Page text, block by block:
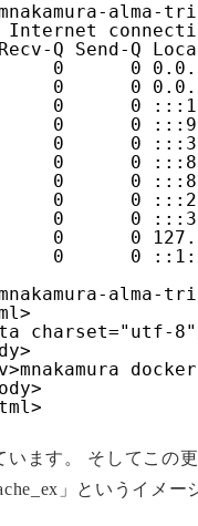
Internet
Q Send-Q
0      0
0      0
0      0
0      0
0      0
0      0
0      0
0      0 :::22
0      0
0      0
0      0
charset="utf-
います。 そしてこの
」というイメ